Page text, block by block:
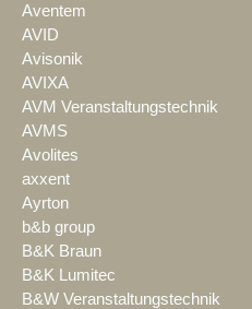
Aventem
AVID
Avisonik
AVIXA
AVM Veranstaltungstechnik
AVMS
Avolites
axxent
Ayrton
b&b group
B&K Braun
B&K Lumitec
B&W Veranstaltungstechnik